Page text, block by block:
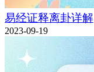
易经证释离卦详解
2023-09-19